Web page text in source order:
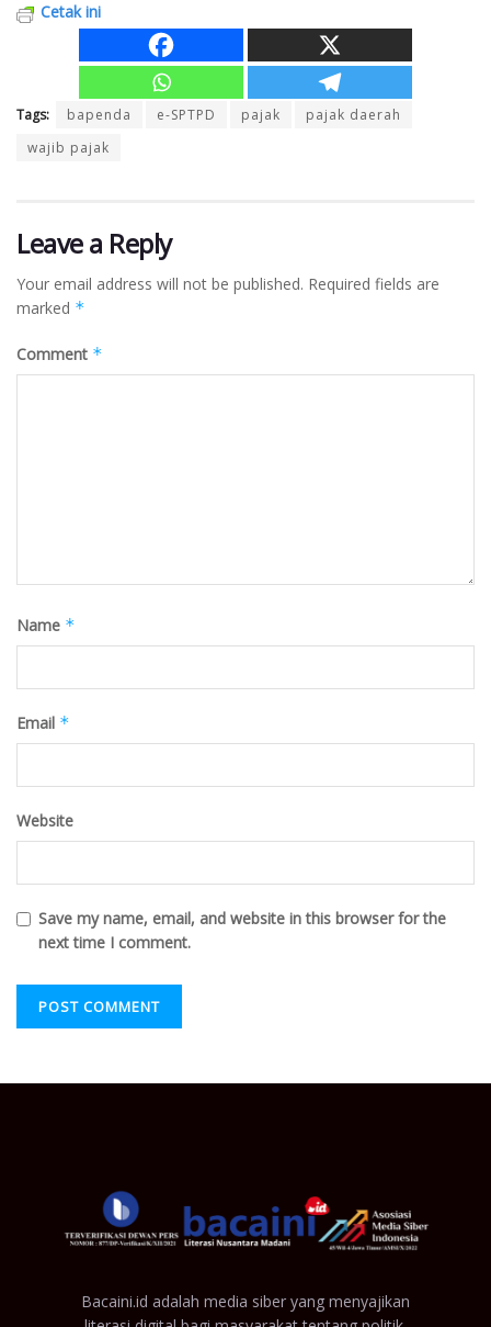
Cetak ini
Tags: bapenda e-SPTPD pajak
pajak daerah
wajib pajak
Leave a Reply
Your email address will not be published. Required fields are
marked *
Comment *
Name *
Email *
Website
Save my name, email, and website in this browser for the
next time I comment.
Bacaini.id adalah media siber yang menyajikan